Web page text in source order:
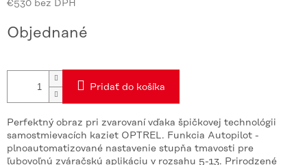
€530 bez DPH
cena:
Objednané
Pridať do košíka
Perfektný obraz pri zvarovaní vďaka špičkovej technológii
samostmievacích kaziet OPTREL. Funkcia Autopilot -
plnoautomatizované nastavenie stupňa tmavosti pre
ľubovoľnú zváračskú aplikáciu v rozsahu 5-13. Prirodzené